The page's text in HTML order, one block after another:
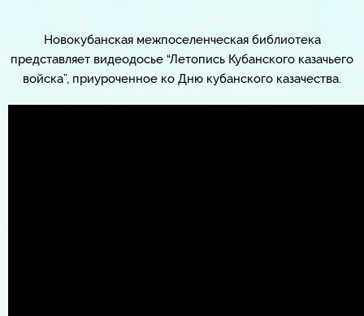
Новокубанская межпоселенческая библиотека
представляет видеодосье “Летопись Кубанского казачьего
войска”, приуроченное ко Дню кубанского казачества.